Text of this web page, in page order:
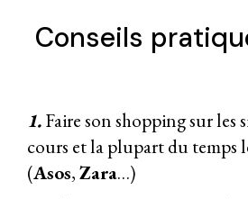
Conseils
1.Faire son shopping sur les
cours et la plupart du temps
(Asos,Zara…)